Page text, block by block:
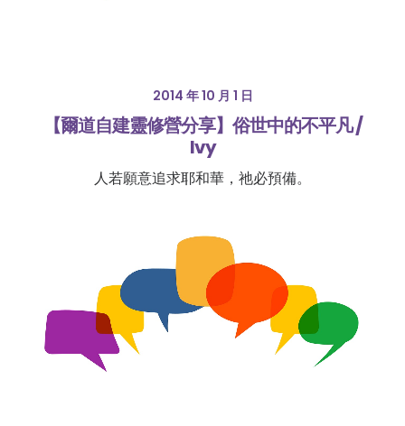
2014 年 10 月 1 日
【爾道自建靈修營分享】俗世中的不平凡 /
Ivy
人若願意追求耶和華，祂必預備。